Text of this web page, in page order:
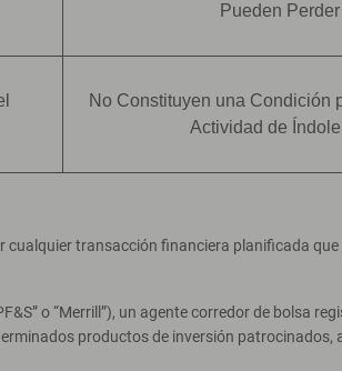
Pueden
No Constituyen una Condición
Actividad de
cualquier transacción financiera planificada
o “Merrill”), un agente corredor de bolsa
productos de inversión